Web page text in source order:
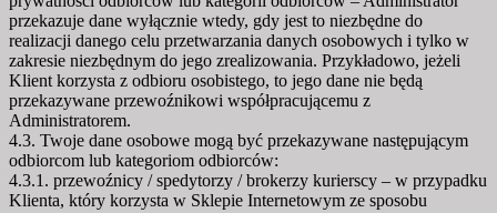
przekazuje dane wyłącznie wtedy, gdy jest to niezbędne do
realizacji danego celu przetwarzania danych osobowych i tylko w
zakresie niezbędnym do jego zrealizowania. Przykładowo, jeżeli
Klient korzysta z odbioru osobistego, to jego dane nie będą
przekazywane przewoźnikowi współpracującemu z
Administratorem.
4.3. Twoje dane osobowe mogą być przekazywane następującym
odbiorcom lub kategoriom odbiorców:
4.3.1. przewoźnicy / spedytorzy / brokerzy kurierscy – w przypadku
Klienta, który korzysta w Sklepie Internetowym ze sposobu